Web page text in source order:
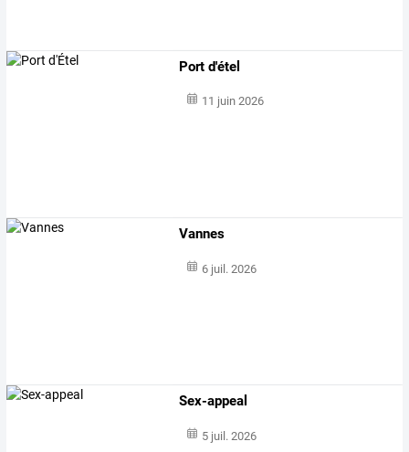
Port d'étel
11 juin 2026
Vannes
6 juil. 2026
Sex-appeal
5 juil. 2026